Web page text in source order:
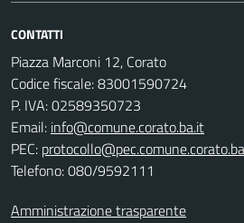
CONTATTI
Piazza Marconi 12, Corato
Codice fiscale: 83001590724
P. IVA: 02589350723
Email: info@comune.corato.ba.it
PEC:
Telefono: 080/9592111
Amministrazione trasparente